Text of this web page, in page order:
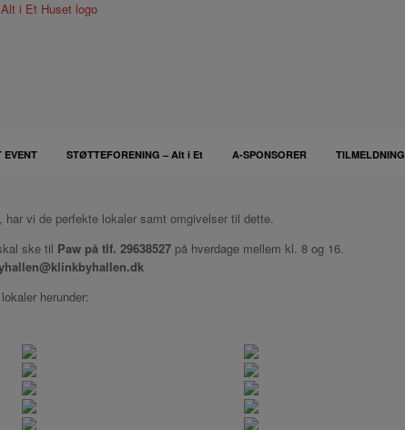
EVENT STØTTEFORENING – Alt i Et A-SPONSORER TILMELDNING
vi de perfekte lokaler samt omgivelser til dette.
ske til Paw på tlf. 29638527på hverdage mellem kl. 8 og 16.
herunder: